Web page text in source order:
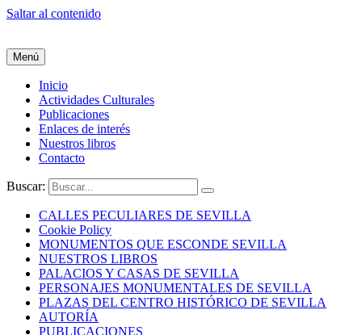
Saltar al contenido
Menú
Inicio
Actividades Culturales
Publicaciones
Enlaces de interés
Nuestros libros
Contacto
Buscar:
CALLES PECULIARES DE SEVILLA
Cookie Policy
MONUMENTOS QUE ESCONDE SEVILLA
NUESTROS LIBROS
PALACIOS Y CASAS DE SEVILLA
PERSONAJES MONUMENTALES DE SEVILLA
PLAZAS DEL CENTRO HISTÓRICO DE SEVILLA
AUTORÍA
PUBLICACIONES